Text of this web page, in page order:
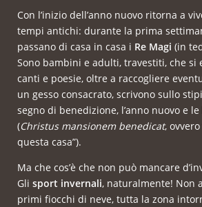
Con l’inizio dell’anno nuovo ritorna a
tempi antichi: durante la prima
passano di casa in casa i Re Magi (in
Sono bambini e adulti, travestiti, che si
canti e poesie, oltre a raccogliere
un gesso consacrato, scrivono sullo
segno di benedizione, l’anno nuovo e
(Christus mansionem benedicat,
questa casa”).
Ma che cos’è che non può mancare
Gli sport invernali, naturalmente! Non
primi fiocchi di neve, tutta la zona